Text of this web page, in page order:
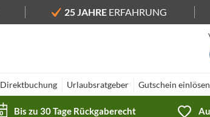
25 JAHRE ERFAHRUNG
Direktbuchung Urlaubsratgeber Gutschein einlösen
Bis zu 30 Tage Rückgaberecht